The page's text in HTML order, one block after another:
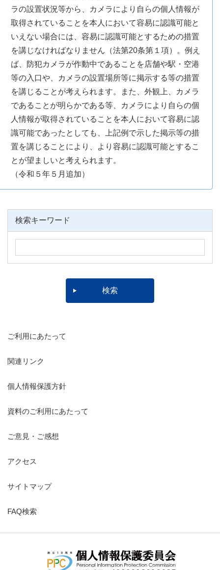
ラの設置状況等から、カメラにより自らの個人情報が
取得されていることを本人において容易に認識可能と
いえない場合には、容易に認識可能とするための措置
を講じなければなりません（法第20条第１項）。例え
ば、防犯カメラが作動中であることを店舗や駅・空港
等の入口や、カメラの設置場所等に掲示する等の措置
を講じることが考えられます。また、外観上、カメラ
であることが明らかである等、カメラにより自らの個
人情報が取得されていることを本人において容易に認
識可能であったとしても、上記例で示した掲示等の措
置を講じることにより、より容易に認識可能とするこ
とが望ましいと考えられます。
（令和５年５月追加）
検索キーワード
ご利用にあたって
関連リンク
個人情報保護方針
資料のご利用にあたって
ご意見・ご感想
アクセス
サイトマップ
FAQ検索